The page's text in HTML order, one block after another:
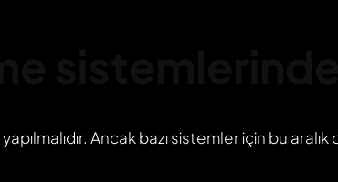
Ancak bazı sistemler için bu